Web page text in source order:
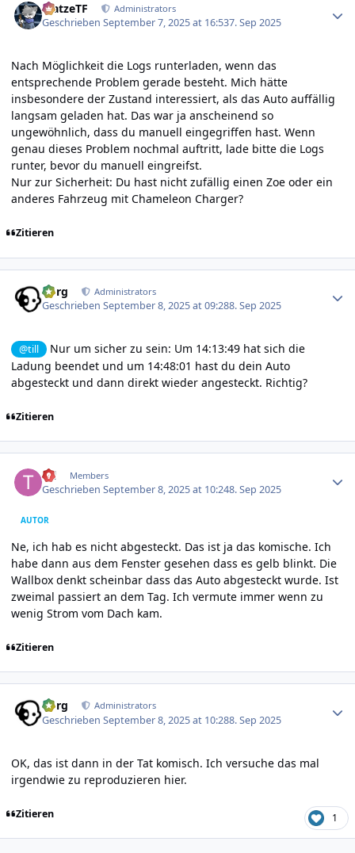
MatzeTF Administrators
GeschriebenSeptember 7, 2025 at 16:537. Sep 2025
Nach Möglichkeit die Logs runterladen, wenn das
entsprechende Problem gerade besteht. Mich hätte
insbesondere der Zustand interessiert, als das Auto auffällig
langsam geladen hat. Das war ja anscheinend so
ungewöhnlich, dass du manuell eingegriffen hast. Wenn
genau dieses Problem nochmal auftritt, lade bitte die Logs
runter, bevor du manuell eingreifst.
Nur zur Sicherheit: Du hast nicht zufällig einen Zoe oder ein
anderes Fahrzeug mit Chameleon Charger?
Zitieren
borg Administrators
GeschriebenSeptember 8, 2025 at 09:288. Sep 2025
@till
Nur um sicher zu sein: Um 14:13:49 hat sich die
Ladung beendet und um 14:48:01 hast du dein Auto
abgesteckt und dann direkt wieder angesteckt. Richtig?
Zitieren
till Members
GeschriebenSeptember 8, 2025 at 10:248. Sep 2025
AUTOR
Ne, ich hab es nicht abgesteckt. Das ist ja das komische. Ich
habe dann aus dem Fenster gesehen dass es gelb blinkt. Die
Wallbox denkt scheinbar dass das Auto abgesteckt wurde. Ist
zweimal passiert an dem Tag. Ich vermute immer wenn zu
wenig Strom vom Dach kam.
Zitieren
borg Administrators
GeschriebenSeptember 8, 2025 at 10:288. Sep 2025
OK, das ist dann in der Tat komisch. Ich versuche das mal
irgendwie zu reproduzieren hier.
Zitieren 1